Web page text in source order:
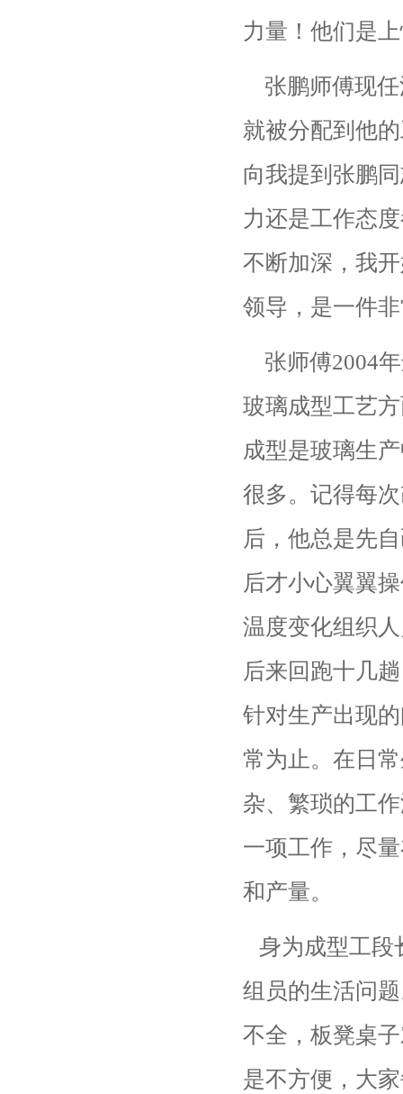
力量！他们是
张鹏师傅现任
就被分配到他
向我提到张鹏
力还是工作态
不断加深，我
领导，是一件
张师傅2004
玻璃成型工艺
成型是玻璃生
很多。记得每
后，他总是先
后才小心翼翼
温度变化组织
后来回跑十几
针对生产出现
常为止。在日
杂、繁琐的工
一项工作，尽
和产量。
身为成型工段
组员的生活问
不全，板凳桌
是不方便，大